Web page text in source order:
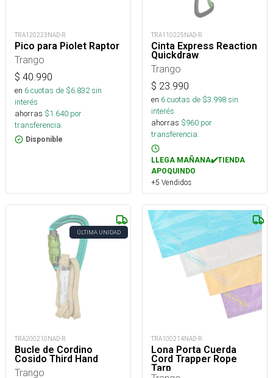
TRA120223NAD-R
Pico para Piolet Raptor
Trango
$ 40.990
en 6cuotas de $6.832sin
interés
ahorras $1.640 por
transferencia.
Disponible
TRA110225NAD-R
Cinta Express Reaction
Quickdraw
Trango
$ 23.990
en 6cuotas de $3.998sin
interés
ahorras $960 por
transferencia.
LLEGA MAÑANA✔️TIENDA
APOQUINDO
+5 Vendidos
ÚLTIMA UNIDAD
TRA200210NAD-R
Bucle de Cordino
Cosido Third Hand
Trango
TRA100214NAD-R
Lona Porta Cuerda
Cord Trapper Rope
Tarp